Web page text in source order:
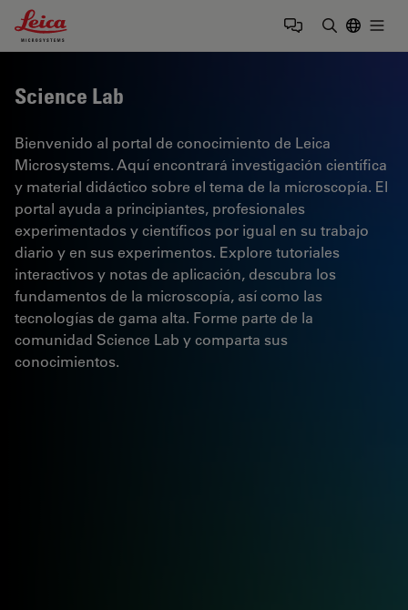
Leica Microsystems Logo
Science Lab
Bienvenido al portal de conocimiento de Leica
Microsystems. Aquí encontrará investigación científica
y material didáctico sobre el tema de la microscopía. El
portal ayuda a principiantes, profesionales
experimentados y científicos por igual en su trabajo
diario y en sus experimentos. Explore tutoriales
interactivos y notas de aplicación, descubra los
fundamentos de la microscopía, así como las
tecnologías de gama alta. Forme parte de la
comunidad Science Lab y comparta sus
conocimientos.